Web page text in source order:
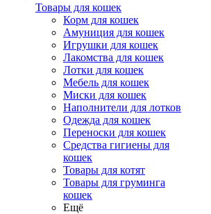
Товары для кошек
Корм для кошек
Амуниция для кошек
Игрушки для кошек
Лакомства для кошек
Лотки для кошек
Мебель для кошек
Миски для кошек
Наполнители для лотков
Одежда для кошек
Переноски для кошек
Средства гигиены для
кошек
Товары для котят
Товары для груминга
кошек
Ещё